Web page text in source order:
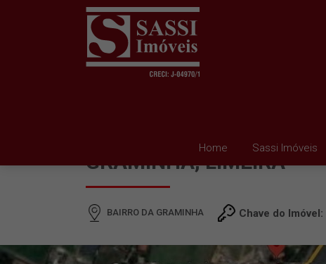
Home Sassi Imóveis
GRAMINHA, LIMEIRA
BAIRRO DA GRAMINHA Chave do Imóvel: